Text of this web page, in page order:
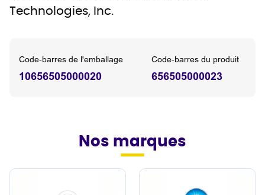
Technologies, Inc.
Code-barres de l'emballage
10656505000020
Code-barres du produit
656505000023
Nos marques